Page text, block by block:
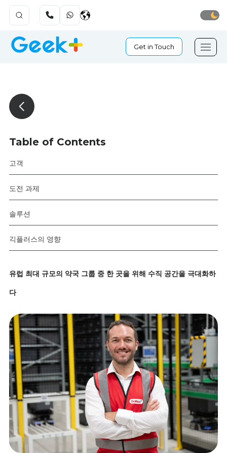
Get in Touch
Table of Contents
고객
도전 과제
솔루션
긱플러스의 영향
유럽 최대 규모의 약국 그룹 중 한 곳을 위해 수직 공간을 극대화하
다